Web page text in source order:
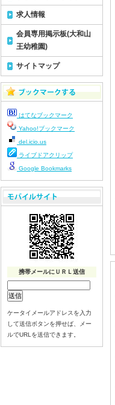
求人情報
会員専用掲示板(大和山
王幼稚園)
サイトマップ
はてなブックマーク
Yahoo!ブックマーク
del.icio.us
ライブドアクリップ
Google Bookmarks
携帯メールにＵＲＬ送信
ケータイメールアドレスを入力
して送信ボタンを押せば、メー
ルでURLを送信できます。